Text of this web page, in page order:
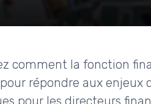
comment la fonction
répondre aux enjeux